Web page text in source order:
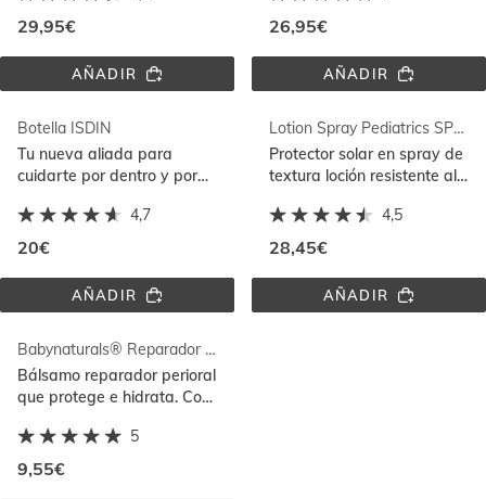
acción antiedad
29,95€
AÑADIRCOVERAGE
GOLDEN
26,95€
AÑADIRFUSION
SPF
50
Botella ISDIN
Tu nueva aliada para
cuidarte por dentro y por
aislante
4,7
20€
AÑADIRBOTELLA
Lotion Spray Pediatrics SPF 50
Protector solar en spray de
textura loción resistente al
que hidrata y protege
4,5
28,45€
AÑADIRLOTION
Babynaturals® Reparador Perioral
Bálsamo reparador perioral
que protege e hidrata. Con
origen natural
5
9,55€